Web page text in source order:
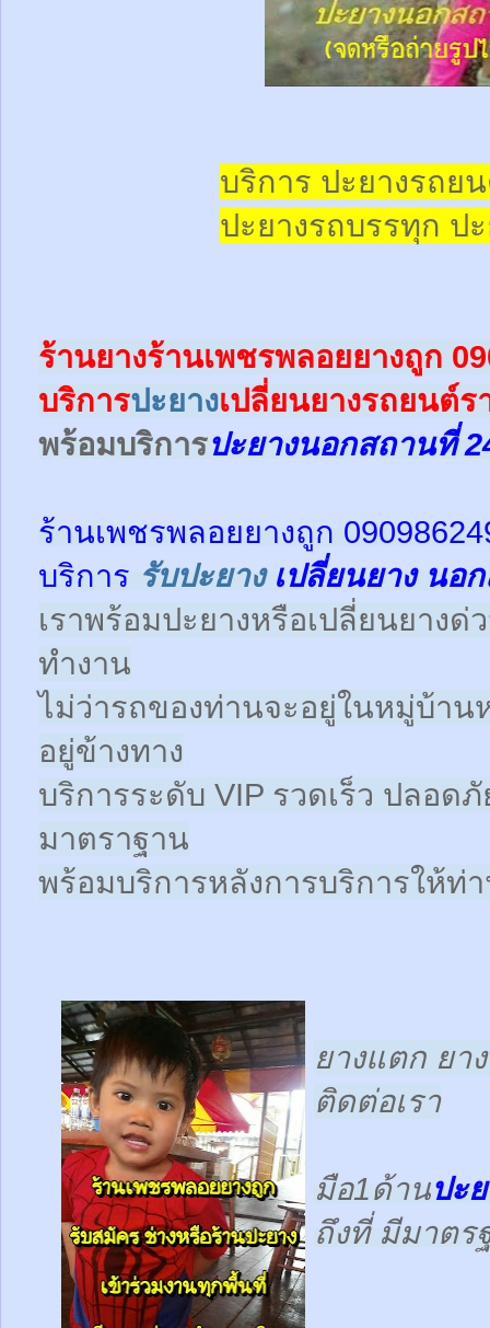
บริการ ปะยางรถย
ปะยางรถบรรทุก ป
ร้านยางร้านเพชรพลอยยางถูก
บริการปะยางเปลี่ยนยางรถยนต์
พร้อมบริการปะยางนอกสถานที่
ร้านเพชรพลอยยางถูก
บริการ รับปะยาง เปลี่ยนยาง นอ
เราพร้อมปะยางหรือเปลี่ยนยาง
ทำงาน
ไม่ว่ารถของท่านจะอยู่ในหมู่บ้า
อยู่ข้างทาง
บริการระดับ VIP รวดเร็ว ปลอด
มาตราฐาน
พร้อมบริการหลังการบริการให้ท่
ยางแตก ยา
ติดต่อเรา
มือ1ด้านปะ
ถึงที่ มีมาตร